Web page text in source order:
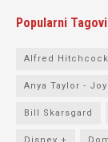
Popularni Tagovi
Alfred Hitchcock
Anya Taylor - Joy
Bill Skarsgard
Disney +